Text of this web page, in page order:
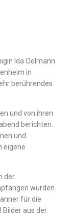
Ida Oelmann
in
berührendes
und von ihren
berichten.
und
eigene
der
wurden.
für die
aus der